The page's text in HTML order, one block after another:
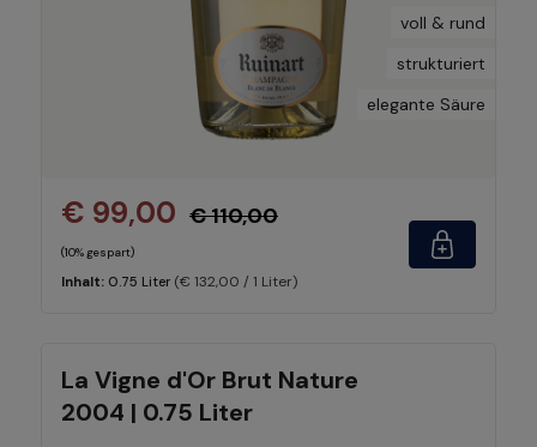
voll & rund
strukturiert
elegante Säure
€ 99,00 € 110,00
(10% gespart)
Inhalt: 0.75 Liter (€ 132,00 / 1 Liter)
La Vigne d'Or Brut Nature
2004 | 0.75 Liter